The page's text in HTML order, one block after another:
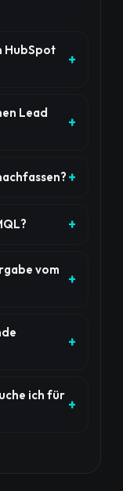
HubSpot
Lead
vom
ich für